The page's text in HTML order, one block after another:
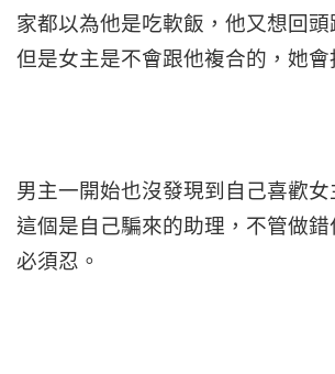
家都以為他是吃軟飯，他又想回頭
但是女主是不會跟他複合的，她會
男主一開始也沒發現到自己喜歡
這個是自己騙來的助理，不管做
必須忍。